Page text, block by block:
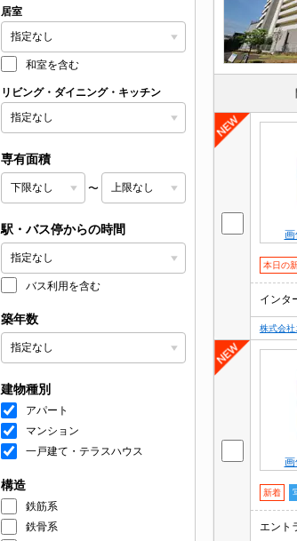
居室
和室を含む
リビング・ダイニング・キッチン
専有面積
〜
駅・バス停からの時間
バス利用を含む
築年数
建物種別
アパート
マンション
一戸建て・テラスハウス
構造
鉄筋系
鉄骨系
画
本日の
株式会
画
新着